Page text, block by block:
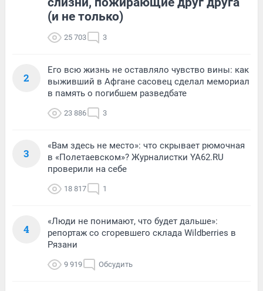
(и не только)
25 703 3
2
Его всю жизнь не оставляло чувство вины: как
выживший в Афгане сасовец сделал мемориал
в память о погибшем разведбате
23 886 3
3
«Вам здесь не место»: что скрывает рюмочная
в «Полетаевском»? Журналистки YA62.RU
проверили на себе
18 817 1
4
«Люди не понимают, что будет дальше»:
репортаж со сгоревшего склада Wildberries в
Рязани
9 919 Обсудить